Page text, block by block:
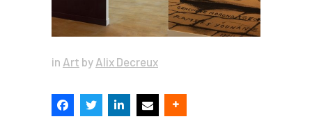
in Art by Alix Decreux